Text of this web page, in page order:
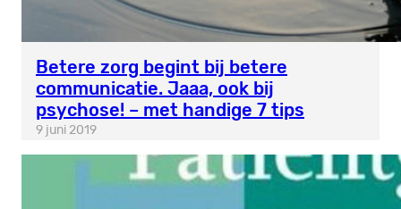
Betere zorg begint bij betere
communicatie. Jaaa, ook bij
psychose! – met handige 7 tips
9 juni 2019